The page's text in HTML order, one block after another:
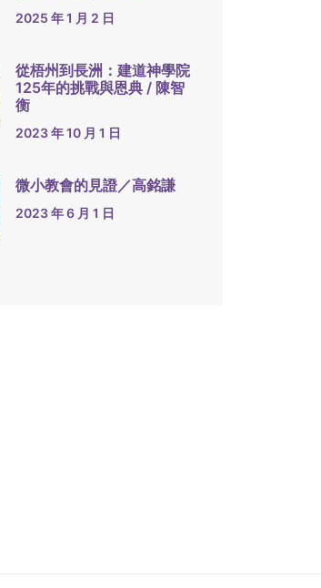
2025 年 1 月 2 日
從梧州到長洲：建道神學院
125年的挑戰與恩典 / 陳智
衡
2023 年 10 月 1 日
微小教會的見證／高銘謙
2023 年 6 月 1 日